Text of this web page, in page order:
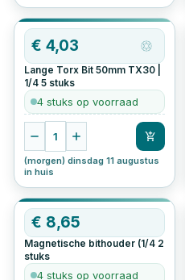
€4,03
Lange Torx Bit 50mm TX30 |
1/4 5 stuks
4 stuks op voorraad
1
(morgen) dinsdag 11 augustus
in huis
€ 8,65
Magnetische bithouder (1/4 2
stuks
4 stuks op voorraad